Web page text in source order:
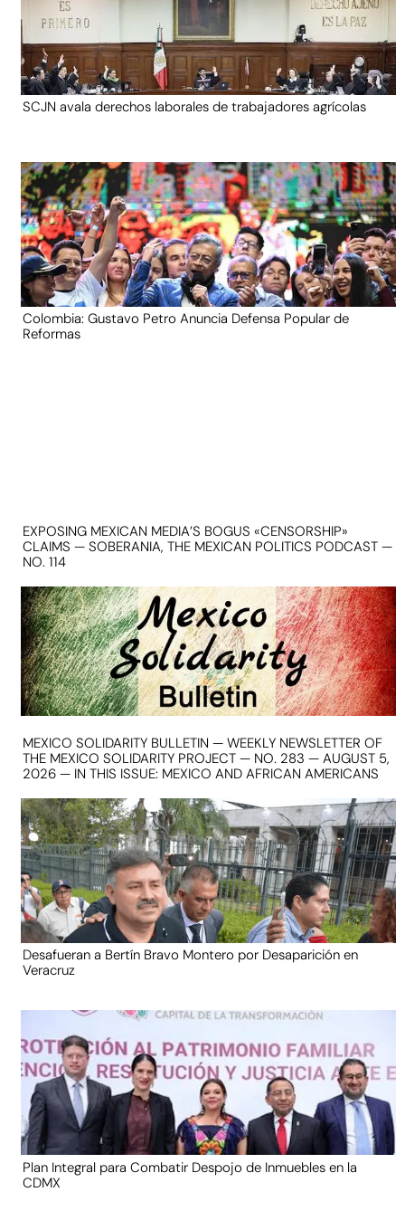
SCJN avala derechos laborales de trabajadores agrícolas
Colombia: Gustavo Petro Anuncia Defensa Popular de
Reformas
EXPOSING MEXICAN MEDIA’S BOGUS «CENSORSHIP»
CLAIMS — SOBERANIA, THE MEXICAN POLITICS PODCAST —
NO. 114
MEXICO SOLIDARITY BULLETIN — WEEKLY NEWSLETTER OF
THE MEXICO SOLIDARITY PROJECT — NO. 283 — AUGUST 5,
2026 — IN THIS ISSUE: MEXICO AND AFRICAN AMERICANS
Desafueran a Bertín Bravo Montero por Desaparición en
Veracruz
Plan Integral para Combatir Despojo de Inmuebles en la
CDMX